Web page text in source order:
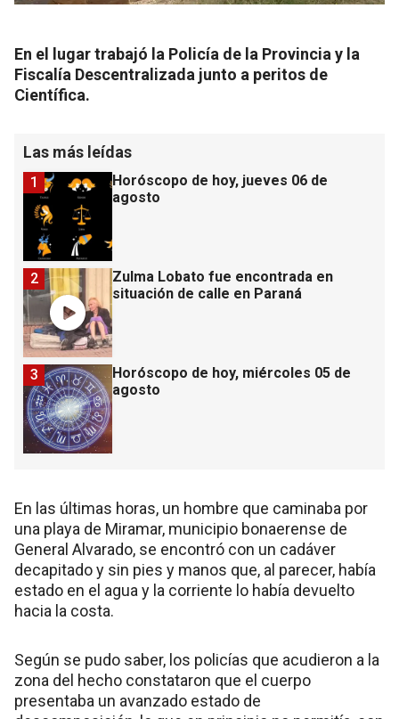
En el lugar trabajó la Policía de la Provincia y la
Fiscalía Descentralizada junto a peritos de
Científica.
Las más leídas
Horóscopo de hoy, jueves 06 de
agosto
1
Zulma Lobato fue encontrada en
situación de calle en Paraná
2
Horóscopo de hoy, miércoles 05 de
agosto
3
En las últimas horas, un hombre que caminaba por
una playa de Miramar, municipio bonaerense de
General Alvarado, se encontró con un cadáver
decapitado y sin pies y manos que, al parecer, había
estado en el agua y la corriente lo había devuelto
hacia la costa.
Según se pudo saber, los policías que acudieron a la
zona del hecho constataron que el cuerpo
presentaba un avanzado estado de